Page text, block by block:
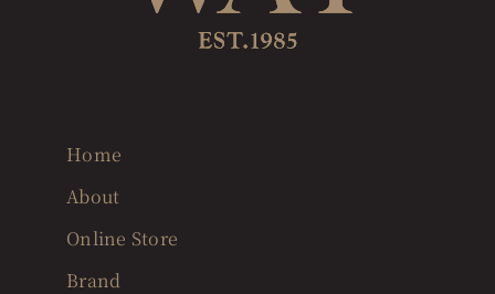
Home
About
Online Store
Brand